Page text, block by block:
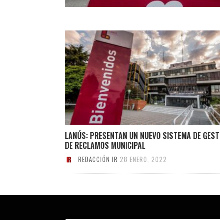
LANÚS: PRESENTAN UN NUEVO SISTEMA DE
DE RECLAMOS MUNICIPAL
REDACCIÓN IR 28 ENERO, 2022